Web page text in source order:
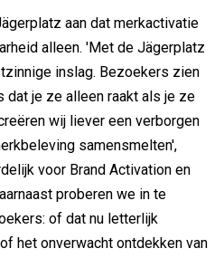
aan dat merkactivatie
alleen. 'Met de Jägerplatz
inslag. Bezoekers zien
dat je ze alleen raakt als je ze
wij liever een verborgen
samensmelten',
voor Brand Activation en
proberen we in te
of dat nu letterlijk
het onverwacht ontdekken van